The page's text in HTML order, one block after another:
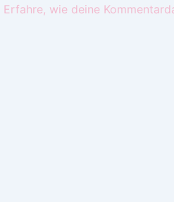
Erfahre, wie deine